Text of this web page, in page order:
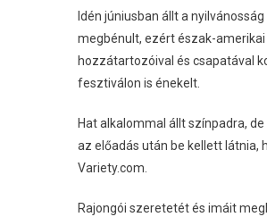
Idén júniusban állt a
megbénult, ezért észak-
hozzátartozóival és csapatával
fesztiválon is énekelt.
Hat alkalommal állt színpadra,
az előadás után be kellett látnia,
Variety.com.
Rajongói szeretetét és imáit